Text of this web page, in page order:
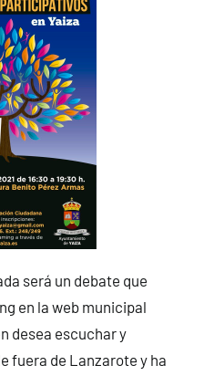
será un debate que
en la web municipal
desea escuchar y
fuera de Lanzarote y ha